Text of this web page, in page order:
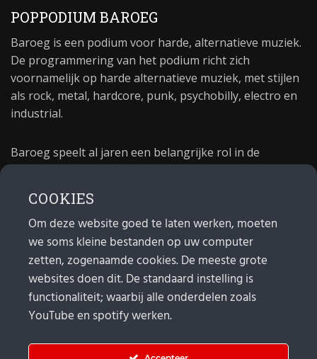
POPPODIUM BAROEG
Baroeg is een podium voor harde, alternatieve muziek.
De programmering van het podium richt zich
voornamelijk op harde alternatieve muziek, met stijlen
als rock, metal, hardcore, punk, psychobilly, electro en
industrial.
Baroeg speelt al jaren een belangrijke rol in de
poppodium 40 jaar.
MAIL
Algemeen: info@baroeg.nl
Bands & boeking: leon@baroeg.nl
Promotie & publiciteit: francis@baroeg.nl
COOKIES
Om deze website goed te laten werken, moeten
we soms kleine bestanden op uw computer
zetten, zogenaamde cookies. De meeste grote
websites doen dit. De standaard instelling is
functionaliteit; waarbij alle onderdelen zoals
YouTube en spotify werken.